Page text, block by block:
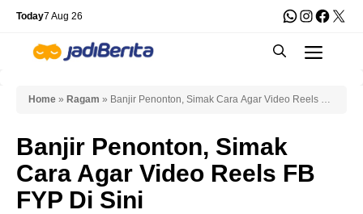
Skip
content
Today7 Aug 26 WhatsApp
X
Home » Ragam » Banjir Penonton, Simak Cara Agar Video Reels FB
Banjir Penonton, Simak
Cara Agar Video Reels FB
FYP Di Sini